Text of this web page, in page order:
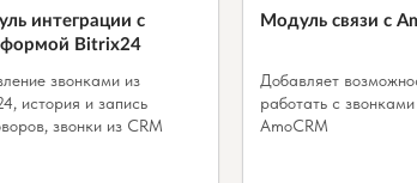
интеграции с
Bitrix24
звонками из
история и запись
звонки из CRM
Модуль связи с
Добавляет
работать с звонками
AmoCRM